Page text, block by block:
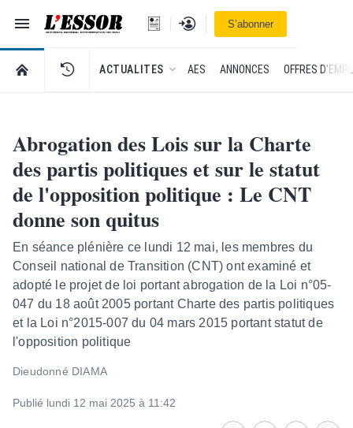
Navigation
L'Essor - retour à la une
Se connecterS’abonner
RETOUR À LA PAGE D’ACCUEIL DE L'ESSOR
ACTUALITES AES ANNONCES OFFRES
Abrogation des Lois sur la Charte
des partis politiques et sur le statut
de l'opposition politique : Le CNT
donne son quitus
En séance plénière ce lundi 12 mai, les membres du
Conseil national de Transition (CNT) ont examiné et
adopté le projet de loi portant abrogation de la Loi n°05-
047 du 18 août 2005 portant Charte des partis politiques
et la Loi n°2015-007 du 04 mars 2015 portant statut de
l'opposition politique
Dieudonné DIAMA
Publié lundi 12 mai 2025 à 11:42